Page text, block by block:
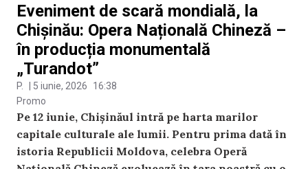
Eveniment de scară mondială, la
Chișinău: Opera Națională Chineză –
în producția monumentală
„Turandot”
P. 5 iunie, 2026
16:38
Promo
Pe 12 iunie, Chișinăul intră pe harta marilor
capitale culturale ale lumii. Pentru prima dată în
istoria Republicii Moldova, celebra Operă